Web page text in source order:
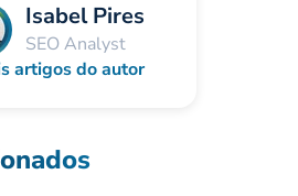
Isabel Pires
SEO Analyst
artigos do autor